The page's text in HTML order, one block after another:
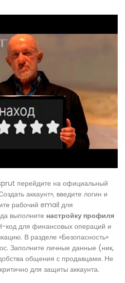
перейдите на официальный
аккаунт», введите логин и
рабочий email для
выполните настройку профиля
код для финансовых операций и
В разделе «Безопасность»
Заполните личные данные (ник,
общения с продавцами. Не
для защиты аккаунта.